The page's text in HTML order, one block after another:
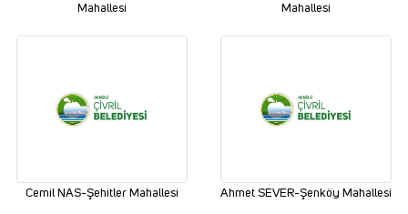
Mahallesi
Mahallesi
Cemil NAS-Şehitler Mahallesi Ahmet SEVER-Şenköy Mahallesi